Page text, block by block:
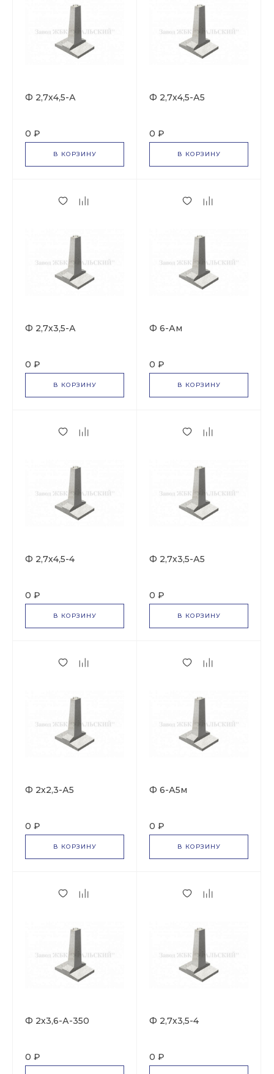
Ф 2,7х4,5-А
0 ₽
В КОРЗИНУ
Ф 2,7х4,5-А5
0 ₽
В КОРЗИНУ
Ф 2,7х3,5-А
0 ₽
В КОРЗИНУ
Ф 6-Ам
0 ₽
В КОРЗИНУ
Ф 2,7х4,5-4
0 ₽
В КОРЗИНУ
Ф 2,7х3,5-А5
0 ₽
В КОРЗИНУ
Ф 2х2,3-А5
0 ₽
В КОРЗИНУ
Ф 6-А5м
0 ₽
В КОРЗИНУ
Ф 2х3,6-А-350
0 ₽
Ф 2,7х3,5-4
0 ₽